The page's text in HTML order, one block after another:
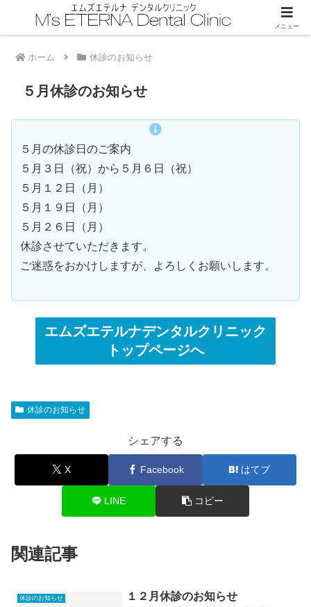
ホーム 休診のお知らせ
５月休診のお知らせ
５月の休診日のご案内
５月３日（祝）から５月６日（祝）
５月１２日（月）
５月１９日（月）
５月２６日（月）
休診させていただきます。
ご迷惑をおかけしますが、よろしくお願いします。
エムズエテルナデンタルクリニック
トップページへ
休診のお知らせ
シェアする
X Facebook はてブ
LINE コピー
関連記事
休診のお知らせ １２月休診のお知らせ
メニュー